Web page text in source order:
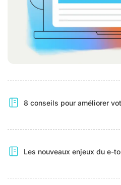
8 conseils pour améliorer
Les nouveaux enjeux du e-